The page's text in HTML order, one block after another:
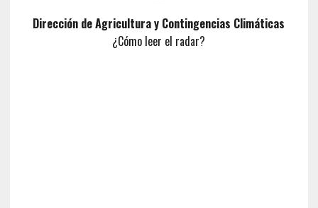
Dirección de Agricultura y Contingencias Climáticas
¿Cómo leer el radar?